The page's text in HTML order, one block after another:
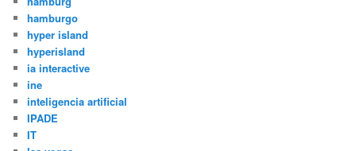
hamburgo
hyper island
hyperisland
ia interactive
ine
inteligencia artificial
IPADE
IT